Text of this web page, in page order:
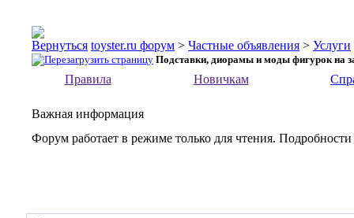
toyster.ru форум > Частные объявления > Услуги
Подставки, диорамы и моды фигурок на
Правила Новичкам
Важная информация
Форум работает в режиме только для чтения.